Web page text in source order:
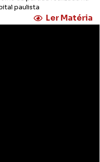
paulista
Ler Matéria